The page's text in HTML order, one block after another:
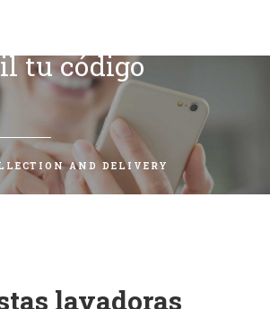
tu código
AND DELIVERY
lavadoras